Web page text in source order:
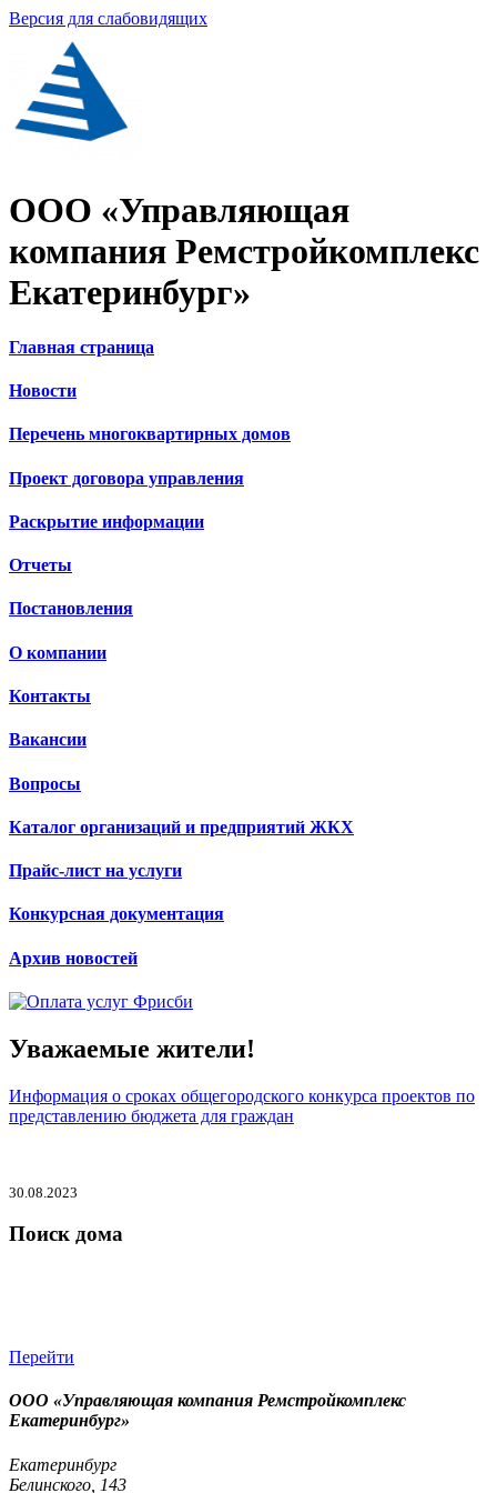
Версия для слабовидящих
ООО «Управляющая
компания Ремстройкомплекс
Екатеринбург»
Главная страница
Новости
Перечень многоквартирных домов
Проект договора управления
Раскрытие информации
Отчеты
Постановления
О компании
Контакты
Вакансии
Вопросы
Каталог организаций и предприятий ЖКХ
Прайс-лист на услуги
Конкурсная документация
Архив новостей
Уважаемые жители!
Информация о сроках общегородского конкурса проектов по
представлению бюджета для граждан
30.08.2023
Поиск дома
Перейти
ООО «Управляющая компания Ремстройкомплекс
Екатеринбург»
Екатеринбург
Белинского, 143